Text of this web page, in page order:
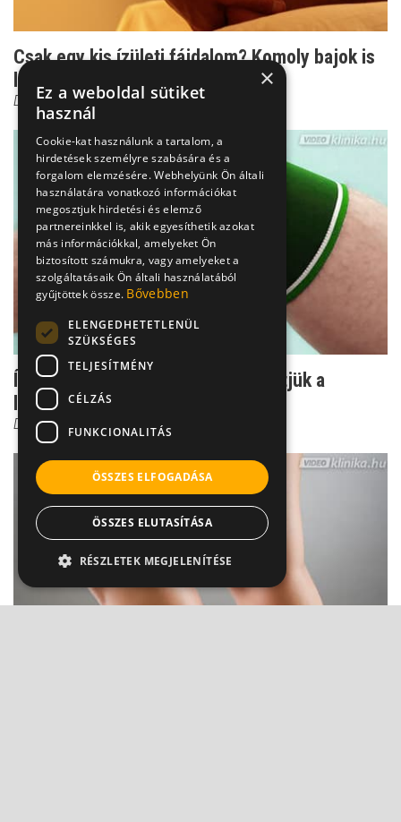
Csak egy kis ízületi fájdalom? Komoly bajok is
lehetnek belő...
Dr. Zolnay Péter
Ízületi fájdalom - hogyan enyhíthetjük a
leghatékonyabban?
Dr. Zolnay Péter
×
Ez a weboldal sütiket
használ
Cookie-kat használunk a tartalom, a
hirdetések személyre szabására és a
forgalom elemzésére. Webhelyünk Ön általi
használatára vonatkozó információkat
megosztjuk hirdetési és elemző
partnereinkkel is, akik egyesíthetik azokat
más információkkal, amelyeket Ön
biztosított számukra, vagy amelyeket a
szolgáltatásaik Ön általi használatából
gyűjtöttek össze. Bővebben
ELENGEDHETETLENÜL
SZÜKSÉGES
TELJESÍTMÉNY
CÉLZÁS
FUNKCIONALITÁS
ÖSSZES ELFOGADÁSA
ÖSSZES ELUTASÍTÁSA
RÉSZLETEK MEGJELENÍTÉSE